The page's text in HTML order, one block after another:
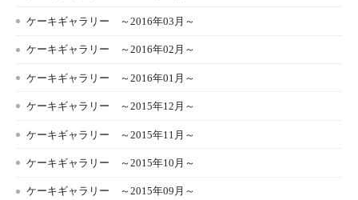
ケーキギャラリー ～2016年03月～
ケーキギャラリー ～2016年02月～
ケーキギャラリー ～2016年01月～
ケーキギャラリー ～2015年12月～
ケーキギャラリー ～2015年11月～
ケーキギャラリー ～2015年10月～
ケーキギャラリー ～2015年09月～